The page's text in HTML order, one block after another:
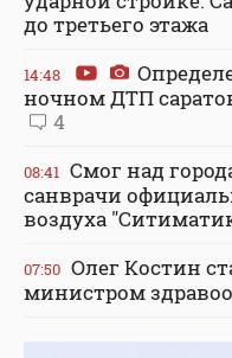
до третьего этажа
14:48
ночном ДТП
4
08:41 Смог над
санврачи
воздуха
07:50 Олег Костин
министром